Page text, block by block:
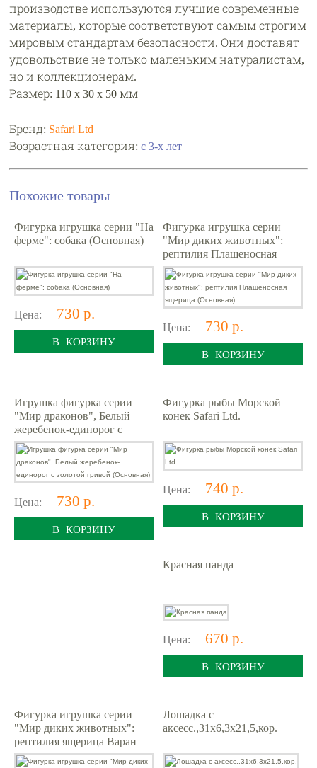
производстве используются лучшие современные
материалы, которые соответствуют самым строгим
мировым стандартам безопасности. Они доставят
удовольствие не только маленьким натуралистам,
но и коллекционерам.
Размер: 110 x 30 x 50 мм
Бренд: Safari Ltd
Возрастная категория:с 3-х лет
Похожие товары
Фигурка игрушка серии "На
ферме": собака (Основная)
Цена: 730 р.
В КОРЗИНУ
Фигурка игрушка серии
"Мир диких животных":
рептилия Плащеносная
ящерица (Основная)
Цена: 730 р.
В КОРЗИНУ
Игрушка фигурка серии
"Мир драконов", Белый
жеребенок-единорог с
золотой гривой (Основная)
Цена: 730 р.
В КОРЗИНУ
Фигурка рыбы Морской
конек Safari Ltd.
Цена: 740 р.
В КОРЗИНУ
Красная панда
Цена: 670 р.
В КОРЗИНУ
Фигурка игрушка серии
"Мир диких животных":
рептилия ящерица Варан
(Основная)
Лошадка с
аксесс.,31х6,3х21,5,кор.